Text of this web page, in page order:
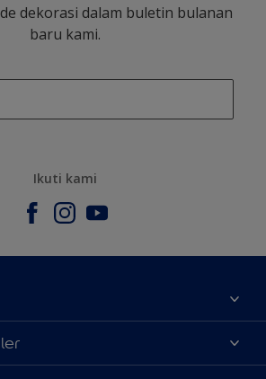
dekorasi dalam buletin bulanan
baru kami.
Ikuti kami